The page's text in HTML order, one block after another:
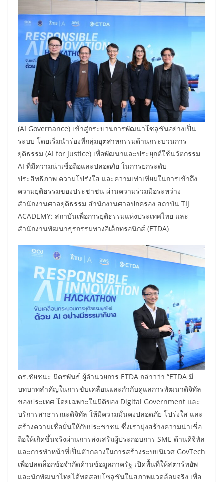
(AI Governance) เข้าสู่กระบวนการพัฒนาโซลูชันอย่างเป็น
ระบบ โดยเริ่มนำร่องที่กลุ่มอุตสาหกรรมด้านกระบวนการ
ยุติธรรม (AI for Justice) เพื่อพัฒนาและประยุกต์ใช้นวัตกรรม
AI ที่มีความน่าเชื่อถือและปลอดภัย ในการยกระดับ
ประสิทธิภาพ ความโปร่งใส และความเท่าเทียมในการเข้าถึง
ความยุติธรรมของประชาชน ผ่านความร่วมมือระหว่าง
สำนักงานศาลยุติธรรม สำนักงานศาลปกครอง สถาบัน TIJ
ACADEMY: สถาบันเพื่อการยุติธรรมแห่งประเทศไทย และ
สำนักงานพัฒนาธุรกรรมทางอิเล็กทรอนิกส์ (ETDA)
​ดร.ชัยชนะ มิตรพันธ์ ผู้อำนวยการ ETDA กล่าวว่า “ETDA มี
บทบาทสำคัญในการขับเคลื่อนและกำกับดูแลการพัฒนาดิจิทัล
ของประเทศ โดยเฉพาะในมิติของ Digital Government และ
บริการสาธารณะดิจิทัล ให้มีความมั่นคงปลอดภัย โปร่งใส และ
สร้างความเชื่อมั่นให้กับประชาชน ซึ่งเรามุ่งสร้างความน่าเชื่อ
ถือให้เกิดขึ้นจริงผ่านการส่งเสริมผู้ประกอบการ SME ด้านดิจิทัล
และการทำหน้าที่เป็นตัวกลางในการสร้างระบบนิเวศ GovTech
เพื่อปลดล็อกข้อจำกัดด้านข้อมูลภาครัฐ เปิดพื้นที่ให้สตาร์ทอัพ
และนักพัฒนาไทยได้ทดสอบโซลูชันในสภาพแวดล้อมจริง เพื่อ